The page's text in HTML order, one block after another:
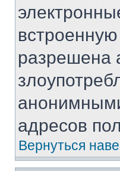
разрешена
адресов
Вернуться